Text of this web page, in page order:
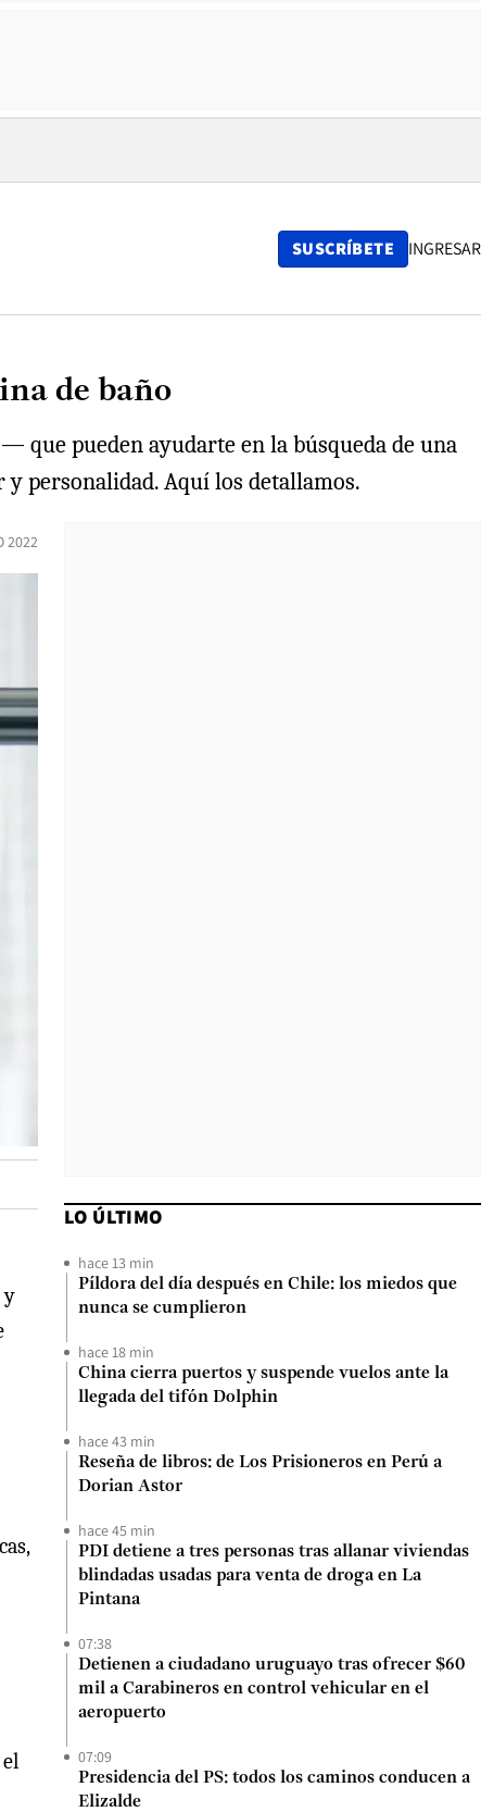
SUSCRÍBETE INGRESAR
de baño
que pueden ayudarte en la búsqueda de una
y personalidad. Aquí los detallamos.
2022
y
LO ÚLTIMO
hace 13 min
Píldora del día después en Chile: los miedos que
nunca se cumplieron
hace 18 min
China cierra puertos y suspende vuelos ante la
llegada del tifón Dolphin
hace 43 min
Reseña de libros: de Los Prisioneros en Perú a
Dorian Astor
hace 45 min
PDI detiene a tres personas tras allanar viviendas
blindadas usadas para venta de droga en La
Pintana
07:38
Detienen a ciudadano uruguayo tras ofrecer $60
mil a Carabineros en control vehicular en el
aeropuerto
07:09
Presidencia del PS: todos los caminos conducen a
Elizalde